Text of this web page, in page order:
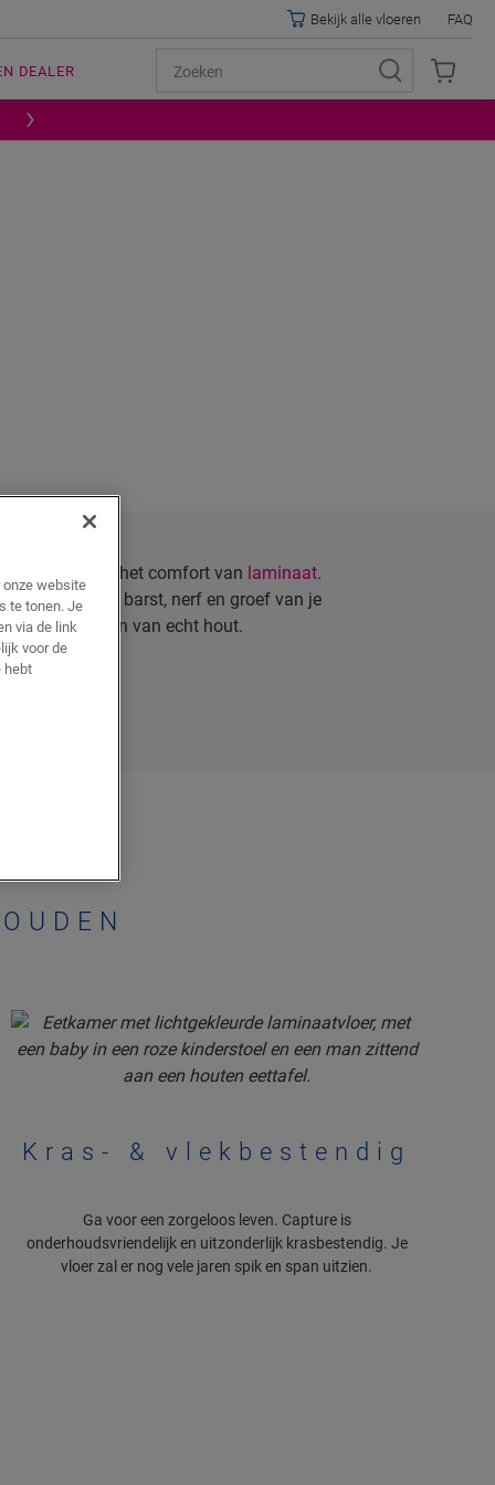
DEALER
Bekijk alle vloeren FAQ
met het comfort van laminaat.
in elke noot, barst, nerf en groef van je
onderscheiden van echt hout.
Kras- & vlekbestendig
Ga voor een zorgeloos leven. Capture is
onderhoudsvriendelijk en uitzonderlijk krasbestendig. Je
vloer zal er nog vele jaren spik en span uitzien.
onze website
te tonen. Je
via de link
voor de
hebt